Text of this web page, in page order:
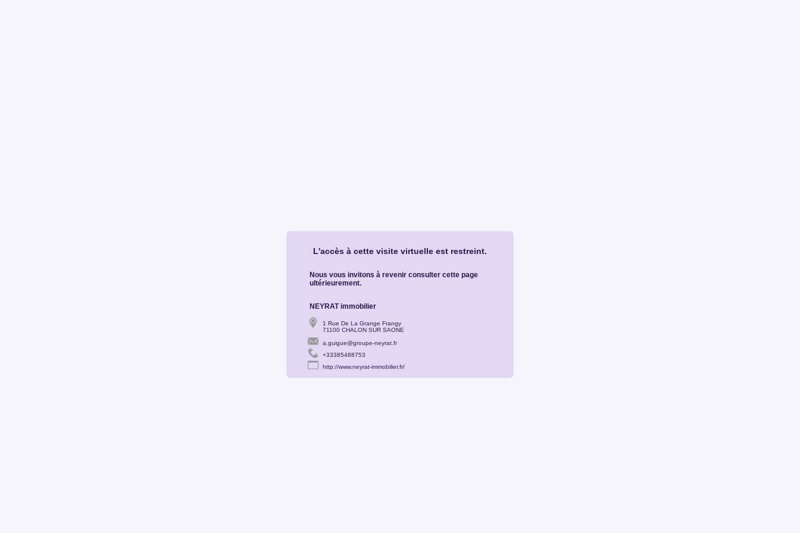
L'accès à cette visite virtuelle est restreint.
Nous vous invitons à revenir consulter cette page
ultérieurement.
NEYRAT immobilier
1 Rue De La Grange Frangy
71100 CHALON SUR SAONE
a.guigue@groupe-neyrat.fr
+33385488753
http://www.neyrat-immobilier.fr/